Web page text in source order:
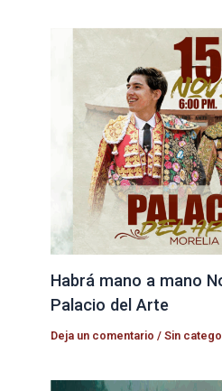
Habrá mano a mano
Palacio del Arte
Deja un comentario /Sin